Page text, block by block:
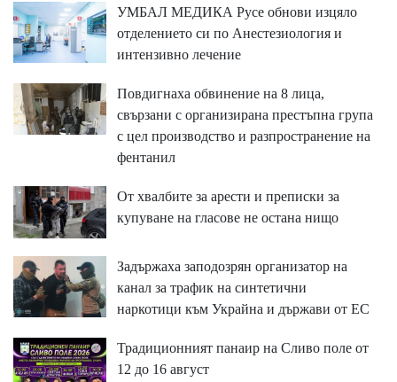
УМБАЛ МЕДИКА Русе обнови изцяло
отделението си по Анестезиология и
интензивно лечение
Повдигнаха обвинение на 8 лица,
свързани с организирана престъпна група
с цел производство и разпространение на
фентанил
От хвалбите за арести и преписки за
купуване на гласове не остана нищо
Задържаха заподозрян организатор на
канал за трафик на синтетични
наркотици към Украйна и държави от ЕС
Традиционният панаир на Сливо поле от
12 до 16 август